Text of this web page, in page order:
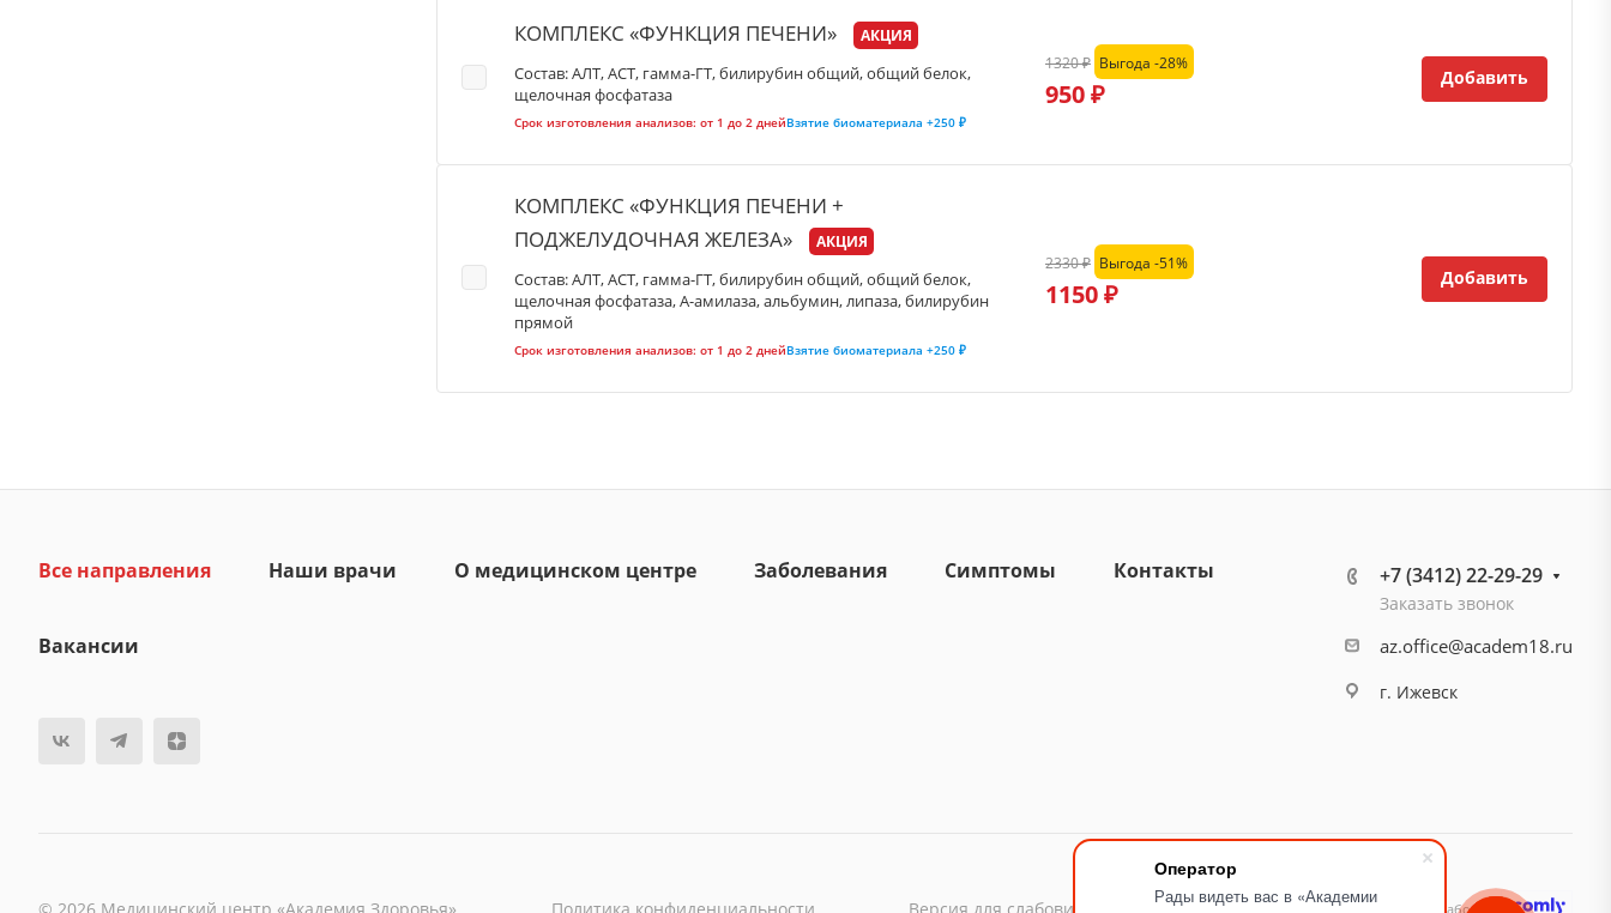
Оператор
Рады видеть вас в «Академии
КОМПЛЕКС «ФУНКЦИЯ ПЕЧЕНИ» АКЦИЯ
Состав: АЛТ, АСТ, гамма-ГТ, билирубин общий, общий белок,
щелочная фосфатаза
Срок изготовления анализов: от 1 до 2 днейВзятие биоматериала +250 ₽
950 ₽
1320 ₽ Выгода -28%
Добавить
КОМПЛЕКС «ФУНКЦИЯ ПЕЧЕНИ +
ПОДЖЕЛУДОЧНАЯ ЖЕЛЕЗА»
АКЦИЯ
Состав: АЛТ, АСТ, гамма-ГТ, билирубин общий, общий белок,
щелочная фосфатаза, А-амилаза, альбумин, липаза, билирубин
прямой
Срок изготовления анализов: от 1 до 2 днейВзятие биоматериала +250 ₽
1150 ₽
2330 ₽ Выгода -51%
Добавить
Все направления Наши врачи О медицинском центре Заболевания Симптомы Контакты
Вакансии
+7 (3412) 22-29-29
Заказать звонок
az.office@academ18.ru
г. Ижевск
Разработано